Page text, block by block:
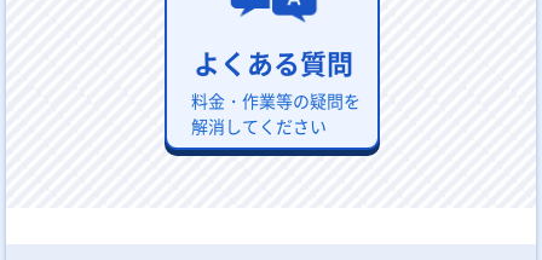
よくある質問
料金・作業等の疑問を
解消してください